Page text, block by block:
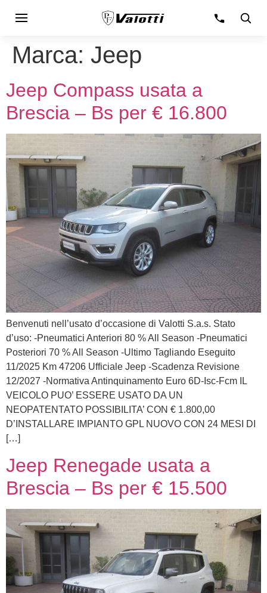
Marca: Jeep
Jeep Compass usata a
Brescia – Bs per € 16.800
Benvenuti nell’usato d’occasione di Valotti S.a.s. Stato
d’uso: -Pneumatici Anteriori 80 % All Season -Pneumatici
Posteriori 70 % All Season -Ultimo Tagliando Eseguito
11/2025 Km 47206 Ufficiale Jeep -Scadenza Revisione
12/2027 -Normativa Antinquinamento Euro 6D-Isc-Fcm IL
VEICOLO PUO’ ESSERE USATO DA UN
NEOPATENTATO POSSIBILITA’ CON € 1.800,00
D’INSTALLARE IMPIANTO GPL NUOVO CON 24 MESI DI
[…]
Jeep Renegade usata a
Brescia – Bs per € 15.500